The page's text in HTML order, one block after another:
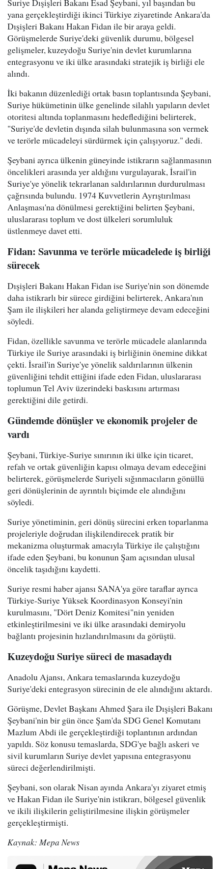
Suriye Dışişleri Bakanı Esad Şeybani, yıl başından bu
yana gerçekleştirdiği ikinci Türkiye ziyaretinde Ankara'da
Dışişleri Bakanı Hakan Fidan ile bir araya geldi.
Görüşmelerde Suriye'deki güvenlik durumu, bölgesel
gelişmeler, kuzeydoğu Suriye'nin devlet kurumlarına
entegrasyonu ve iki ülke arasındaki stratejik iş birliği ele
alındı.
İki bakanın düzenlediği ortak basın toplantısında Şeybani,
Suriye hükümetinin ülke genelinde silahlı yapıların devlet
otoritesi altında toplanmasını hedeflediğini belirterek,
"Suriye'de devletin dışında silah bulunmasına son vermek
ve terörle mücadeleyi sürdürmek için çalışıyoruz." dedi.
Şeybani ayrıca ülkenin güneyinde istikrarın sağlanmasının
öncelikleri arasında yer aldığını vurgulayarak, İsrail'in
Suriye'ye yönelik tekrarlanan saldırılarının durdurulması
çağrısında bulundu. 1974 Kuvvetlerin Ayrıştırılması
Anlaşması'na dönülmesi gerektiğini belirten Şeybani,
uluslararası toplum ve dost ülkeleri sorumluluk
üstlenmeye davet etti.
Fidan: Savunma ve terörle mücadelede iş birliği
sürecek
Dışişleri Bakanı Hakan Fidan ise Suriye'nin son dönemde
daha istikrarlı bir sürece girdiğini belirterek, Ankara'nın
Şam ile ilişkileri her alanda geliştirmeye devam edeceğini
söyledi.
Fidan, özellikle savunma ve terörle mücadele alanlarında
Türkiye ile Suriye arasındaki iş birliğinin önemine dikkat
çekti. İsrail'in Suriye'ye yönelik saldırılarının ülkenin
güvenliğini tehdit ettiğini ifade eden Fidan, uluslararası
toplumun Tel Aviv üzerindeki baskısını artırması
gerektiğini dile getirdi.
Gündemde dönüşler ve ekonomik projeler de
vardı
Şeybani, Türkiye-Suriye sınırının iki ülke için ticaret,
refah ve ortak güvenliğin kapısı olmaya devam edeceğini
belirterek, görüşmelerde Suriyeli sığınmacıların gönüllü
geri dönüşlerinin de ayrıntılı biçimde ele alındığını
söyledi.
Suriye yönetiminin, geri dönüş sürecini erken toparlanma
projeleriyle doğrudan ilişkilendirecek pratik bir
mekanizma oluşturmak amacıyla Türkiye ile çalıştığını
ifade eden Şeybani, bu konunun Şam açısından ulusal
öncelik taşıdığını kaydetti.
Suriye resmi haber ajansı SANA'ya göre taraflar ayrıca
Türkiye-Suriye Yüksek Koordinasyon Konseyi'nin
kurulmasını, "Dört Deniz Komitesi"nin yeniden
etkinleştirilmesini ve iki ülke arasındaki demiryolu
bağlantı projesinin hızlandırılmasını da görüştü.
Kuzeydoğu Suriye süreci de masadaydı
Anadolu Ajansı, Ankara temaslarında kuzeydoğu
Suriye'deki entegrasyon sürecinin de ele alındığını aktardı.
Görüşme, Devlet Başkanı Ahmed Şara ile Dışişleri Bakanı
Şeybani'nin bir gün önce Şam'da SDG Genel Komutanı
Mazlum Abdi ile gerçekleştirdiği toplantının ardından
yapıldı. Söz konusu temaslarda, SDG'ye bağlı askeri ve
sivil kurumların Suriye devlet yapısına entegrasyonu
süreci değerlendirilmişti.
Şeybani, son olarak Nisan ayında Ankara'yı ziyaret etmiş
ve Hakan Fidan ile Suriye'nin istikrarı, bölgesel güvenlik
ve ikili ilişkilerin geliştirilmesine ilişkin görüşmeler
gerçekleştirmişti.
Kaynak: Mepa News